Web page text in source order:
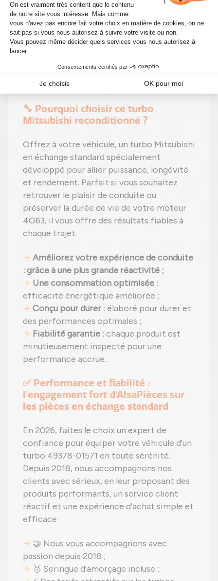
En choisissant unturbocompresseur
reconditionné, vous faites un pari gagnant :
performances identiques,une solution plus
économique (actuellement à seulement
pourquoi hésiter ? Boostez votre moteur
tout en réduisant vos coûts !
🔧 Pourquoi choisir ce turbo
Mitsubishi reconditionné ?
Offrez à votre véhicule, un turbo Mitsubishi
en échange standard spécialement
développé pour allier puissance, longévité
et rendement. Parfait si vous souhaitez
retrouver le plaisir de conduite ou
préserver la durée de vie de votre moteur
4G63, il vous offre des résultats fiables à
chaque trajet.
Améliorez votre expérience de conduite
: grâce à une plus grande réactivité ;
Une consommation optimisée :
efficacité énergétique améliorée ;
Conçu pour durer : élaboré pour durer et
des performances optimales ;
Fiabilité garantie : chaque produit est
minutieusement inspecté pour une
performance accrue.
✅ Performance et fiabilité :
l'engagement fort d'AlsaPièces sur
les pièces en échange standard
En 2026, faites le choix un expert de
confiance pour équiper votre véhicule d'un
turbo 49378-01571 en toute sérénité.
Depuis 2018, nous accompagnons nos
clients avec sérieux, en leur proposant des
produits performants, un service client
réactif et une expérience d'achat simple et
efficace :
🤝 Nous vous accompagnons avec
passion depuis 2018 ;
🥇 Seringue d'amorçage incluse ;